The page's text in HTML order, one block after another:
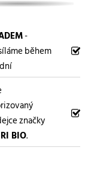
-
během
značky
BIO.